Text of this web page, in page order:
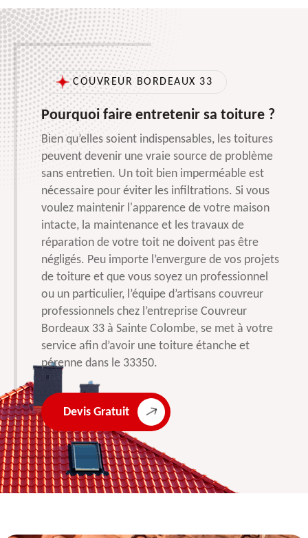
COUVREUR BORDEAUX 33
Pourquoi faire entretenir sa toiture ?
Bien qu’elles soient indispensables, les toitures
peuvent devenir une vraie source de problème
sans entretien. Un toit bien imperméable est
nécessaire pour éviter les infiltrations. Si vous
voulez maintenir l'apparence de votre maison
intacte, la maintenance et les travaux de
réparation de votre toit ne doivent pas être
négligés. Peu importe l’envergure de vos projets
de toiture et que vous soyez un professionnel
ou un particulier, l’équipe d’artisans couvreur
professionnels chez l’entreprise Couvreur
Bordeaux 33 à Sainte Colombe, se met à votre
service afin d’avoir une toiture étanche et
pérenne dans le 33350.
Devis Gratuit